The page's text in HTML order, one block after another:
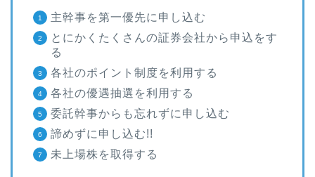
主幹事を第一優先に申し込む
とにかくたくさんの証券会社から申込をす
る
各社のポイント制度を利用する
各社の優遇抽選を利用する
委託幹事からも忘れずに申し込む
諦めずに申し込む!!
未上場株を取得する